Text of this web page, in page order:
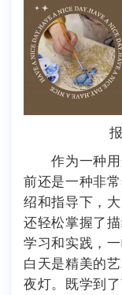
作为一种
前还是一种非
绍和指导下，
还轻松掌握了
学习和实践，
白天是精美的
夜灯。既学到